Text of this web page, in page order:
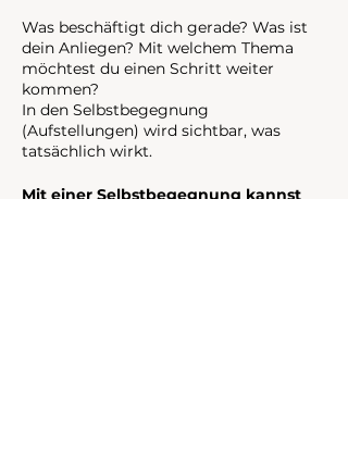
Was beschäftigt dich gerade? Was ist
dein Anliegen? Mit welchem Thema
möchtest du einen Schritt weiter
kommen?
In den Selbstbegegnung
(Aufstellungen) wird sichtbar, was
tatsächlich wirkt.
Mit einer Selbstbegegnung kannst